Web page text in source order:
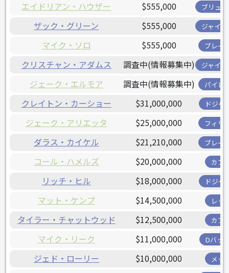
エイドリアン・ハウザー $555,000 ブリュ
ザック・グリーン $555,000 ジャイ
マイク・ソロ $555,000 ブレー
クリスチャン・アダムス 調査中(情報募集中) ジャイ
ジェーク・エルモア 調査中(情報募集中) パイレ
クレイトン・カーショー $31,000,000 ドジャ
ジェーク・アリエッタ $25,000,000 フィリ
ダラス・カイケル $21,210,000 ブレー
コール・ハメルズ $20,000,000 カブ
リッチ・ヒル $18,000,000 ドジャ
マット・ケンプ $14,500,000 レッ
タイラー・チャットウッド $12,500,000 カブ
マイク・リーク $11,000,000 Dバッ
ジェド・ローリー $10,000,000 メッ